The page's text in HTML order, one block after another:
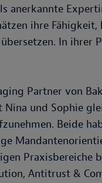
anerkannte
ihre
In
Partner von
und Sophie
Beide
Praxisbereiche
Antitrust &